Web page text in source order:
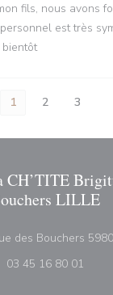
fils, nous avons
est très
1 2 3
CH’TITE
LILLE
des Bouchers
03 45 16 80 01